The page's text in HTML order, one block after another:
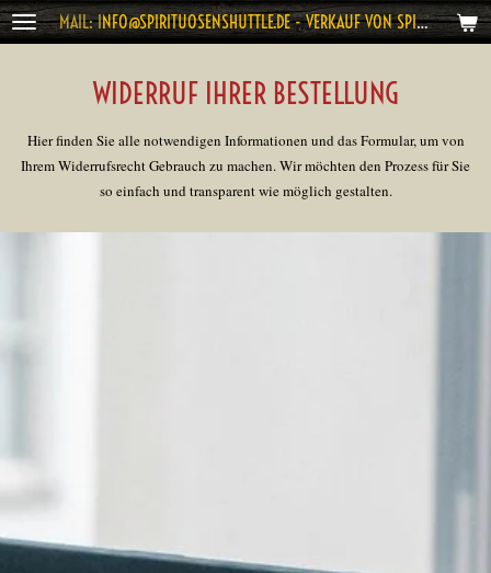
Zum
Hauptinhalt
MAIL: INFO@SPIRITUOSENSHUTTLE.DE - VERKAUF VON SPIRITUOSEN AB 18 JAHRE
WIDERRUF IHRER BESTELLUNG
Hier finden Sie alle notwendigen Informationen und das Formular, um von
Ihrem Widerrufsrecht Gebrauch zu machen. Wir möchten den Prozess für Sie
so einfach und transparent wie möglich gestalten.